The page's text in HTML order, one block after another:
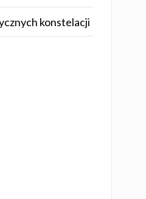
konstelacji